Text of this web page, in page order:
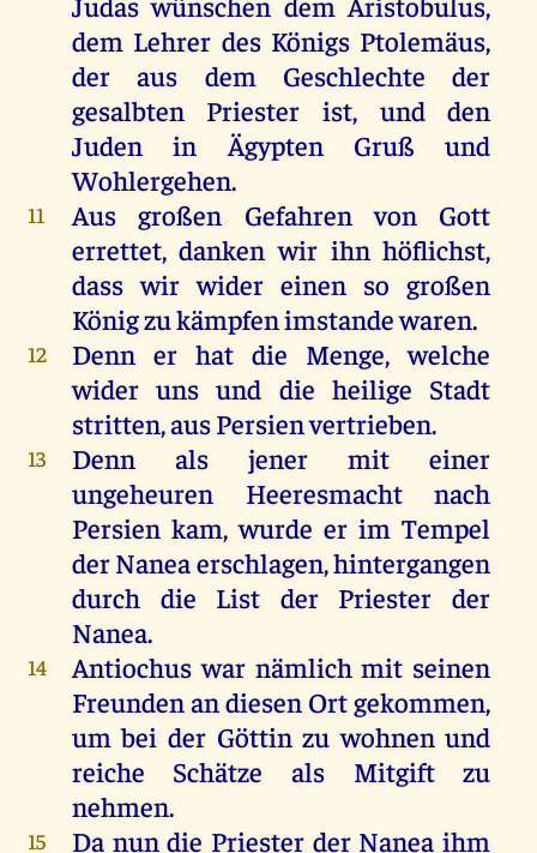
dem Lehrer des Königs Ptolemäus,
der aus dem Geschlechte der
gesalbten Priester ist, und den
Juden in Ägypten Gruß und
Wohlergehen.
11
Aus großen Gefahren von Gott
errettet, danken wir ihn höflichst,
dass wir wider einen so großen
König zu kämpfen imstande waren.
12
Denn er hat die Menge, welche
wider uns und die heilige Stadt
stritten, aus Persien vertrieben.
13
Denn als jener mit einer
ungeheuren Heeresmacht nach
Persien kam, wurde er im Tempel
der Nanea erschlagen, hintergangen
durch die List der Priester der
Nanea.
14
Antiochus war nämlich mit seinen
Freunden an diesen Ort gekommen,
um bei der Göttin zu wohnen und
reiche Schätze als Mitgift zu
nehmen.
15 Da nun die Priester der Nanea ihm